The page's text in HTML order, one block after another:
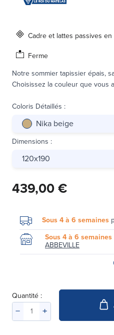
Cadre et lattes passives
Ferme
Notre sommier tapissier épais,
Choisissez la couleur que vous
Coloris Détaillés :
Nika beige
Dimensions :
120x190
439,00 €
Sous 4 à 6 semaines
Sous 4 à 6 semaines
ABBEVILLE
Quantité :